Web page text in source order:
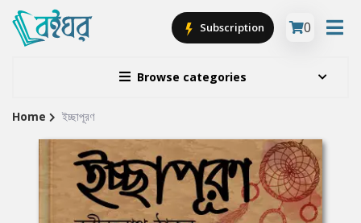
Browse categories
Subscription 0
Site
Breadcrumb
Home ইচ্ছাপূরণ